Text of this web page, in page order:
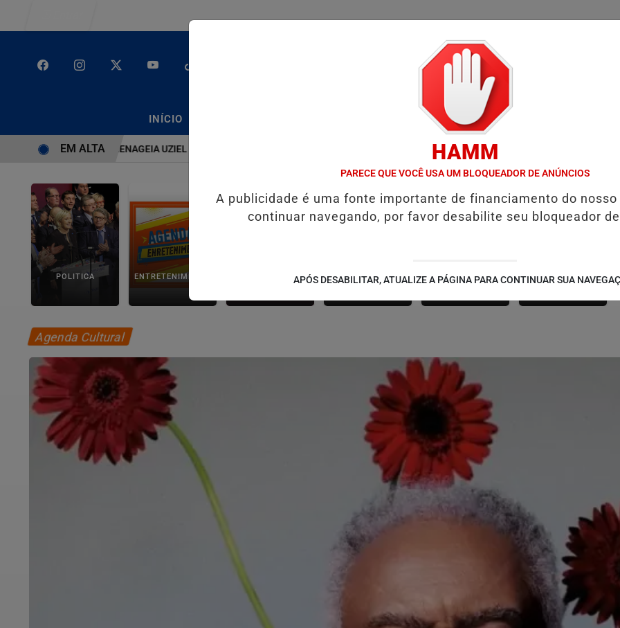
INÍCIO COLUNAS / EMPREGOS
É BRUTO” HOMENAGEIA UZIEL BUENO NO TERRAÇO MINEIRO D' GUST RECEBE MOACIR CALDAS E CAIQUE PIMENTA COM O
EM ALTA
POLITICA ENTRETENIMENTO SALVADOR AQUI! SÃO JOÃO 2.6
NOTÍCIAS
FUTEBOL
Agenda Cultural
HAMM
PARECE QUE VOCÊ USA UM BLOQUEADOR DE ANÚNCIOS
A publicidade é uma fonte importante de financiamento do
continuar navegando, por favor desabilite seu bloqueador
APÓS DESABILITAR, ATUALIZE A PÁGINA PARA CONTINUAR SUA